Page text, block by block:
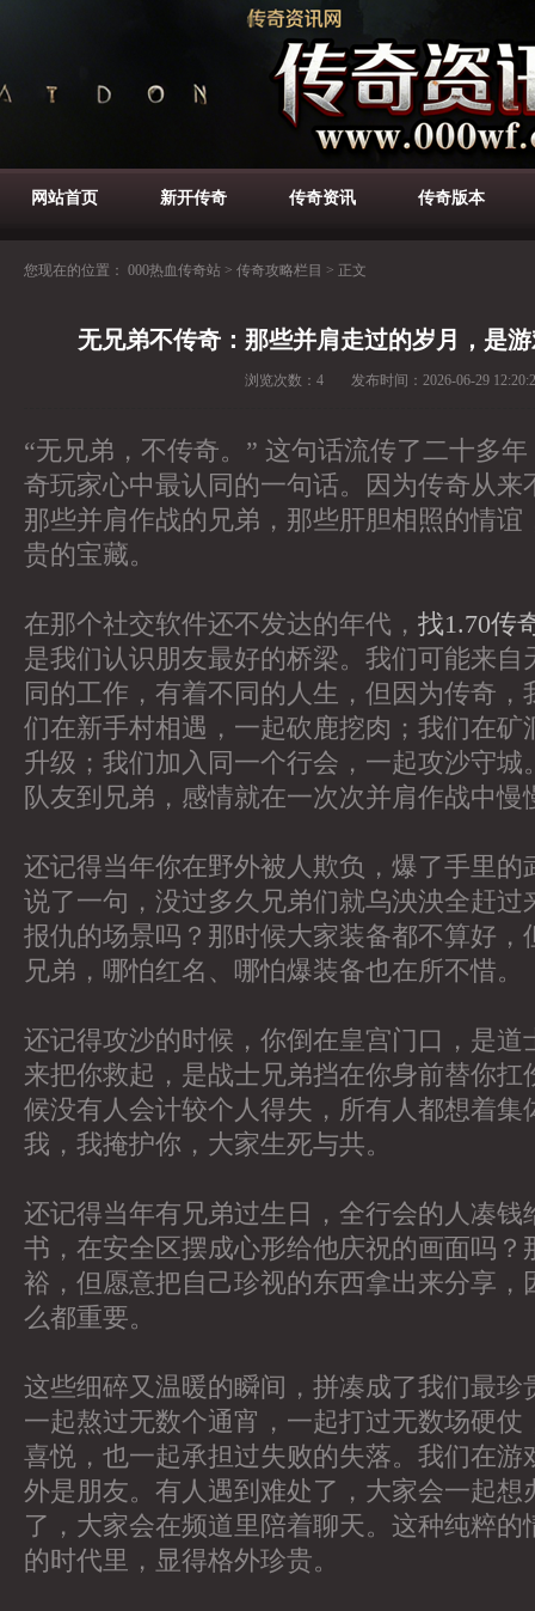
网站首页 新开传奇 传奇资讯 传奇版本
您现在的位置： 000热血传奇站 > 传奇攻略栏目 > 正文
无兄弟不传奇：那些并肩走过的岁月，是
浏览次数： 4 发布时间： 2026-06-29
“无兄弟，不传奇。” 这句话流传了二十多
奇玩家心中最认同的一句话。因为传奇从来
那些并肩作战的兄弟，那些肝胆相照的情谊
贵的宝藏。
在那个社交软件还不发达的年代， 找1.70传
是我们认识朋友最好的桥梁。我们可能来自
同的工作，有着不同的人生，但因为传奇，
们在新手村相遇，一起砍鹿挖肉；我们在矿
升级；我们加入同一个行会，一起攻沙守城
队友到兄弟，感情就在一次次并肩作战中慢
还记得当年你在野外被人欺负，爆了手里的
说了一句，没过多久兄弟们就乌泱泱全赶过
报仇的场景吗？那时候大家装备都不算好，
兄弟，哪怕红名、哪怕爆装备也在所不惜。
还记得攻沙的时候，你倒在皇宫门口，是道
来把你救起，是战士兄弟挡在你身前替你扛
候没有人会计较个人得失，所有人都想着集
我，我掩护你，大家生死与共。
还记得当年有兄弟过生日，全行会的人凑钱
书，在安全区摆成心形给他庆祝的画面吗？
裕，但愿意把自己珍视的东西拿出来分享，
么都重要。
这些细碎又温暖的瞬间，拼凑成了我们最珍
一起熬过无数个通宵，一起打过无数场硬仗
喜悦，也一起承担过失败的失落。我们在游
外是朋友。有人遇到难处了，大家会一起想
了，大家会在频道里陪着聊天。这种纯粹的
的时代里，显得格外珍贵。